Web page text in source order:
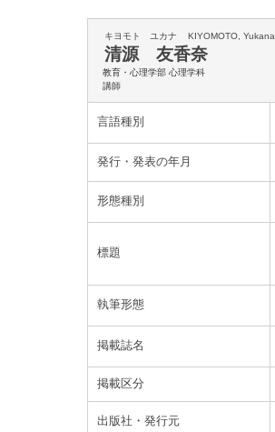
キヨモト ユカナ KIYOMOTO, Yukana
清源 友香奈
教育・心理学部 心理学科
講師
言語種別
発行・発表の年月
形態種別
標題
執筆形態
掲載誌名
掲載区分
出版社・発行元